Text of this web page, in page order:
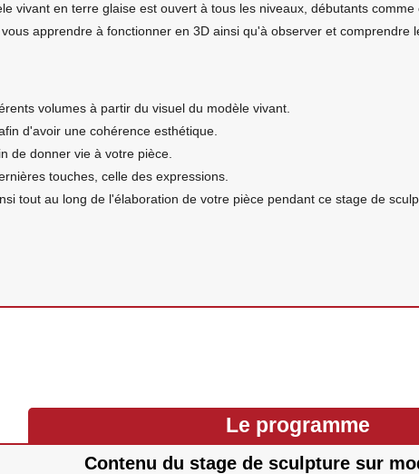
vivant en terre glaise est ouvert à tous les niveaux, débutants comme
apprendre à fonctionner en 3D ainsi qu'à observer et comprendre
volumes à partir du visuel du modèle vivant.
d'avoir une cohérence esthétique.
de donner vie à votre pièce.
touches, celle des expressions.
tout au long de l'élaboration de votre pièce pendant ce stage de
Le programme
Contenu du stage de sculpture sur